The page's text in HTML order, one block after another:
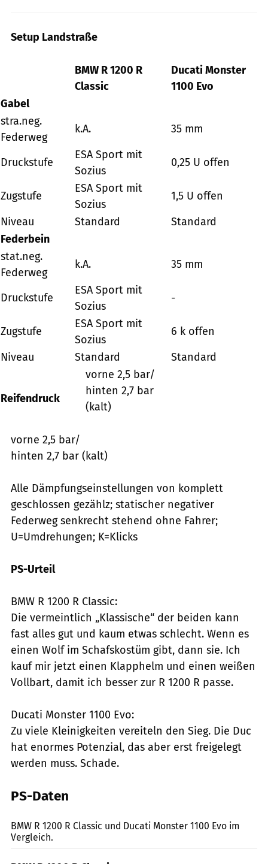
Setup Landstraße
BMW R 1200 R
Classic
Ducati Monster
1100 Evo
Gabel
stra.neg.
Federweg
k.A. 35 mm
Druckstufe
ESA Sport mit
Sozius
0,25 U offen
Zugstufe
ESA Sport mit
Sozius
1,5 U offen
Niveau
Standard
Standard
Federbein
stat.neg.
Federweg
k.A. 35 mm
Druckstufe
ESA Sport mit
Sozius
-
Zugstufe
ESA Sport mit
Sozius
6 k offen
Niveau
Standard Standard
Reifendruck
vorne 2,5 bar/
hinten 2,7 bar
(kalt)
vorne 2,5 bar/
hinten 2,7 bar (kalt)
Alle Dämpfungseinstellungen von komplett
geschlossen gezählz; statischer negativer
Federweg senkrecht stehend ohne Fahrer;
U=Umdrehungen; K=Klicks
PS-Urteil
BMW R 1200 R Classic:
Die vermeintlich „Klassische“ der beiden kann
fast alles gut und kaum etwas schlecht. Wenn es
einen Wolf im Schafskostüm gibt, dann sie. Ich
kauf mir jetzt einen Klapphelm und einen weißen
Vollbart, damit ich besser zur R 1200 R passe.
Ducati Monster 1100 Evo:
Zu viele Kleinigkeiten vereiteln den Sieg. Die Duc
hat enormes Potenzial, das aber erst freigelegt
werden muss. Schade.
PS-Daten
BMW R 1200 R Classic und Ducati Monster 1100 Evo im
Vergleich.